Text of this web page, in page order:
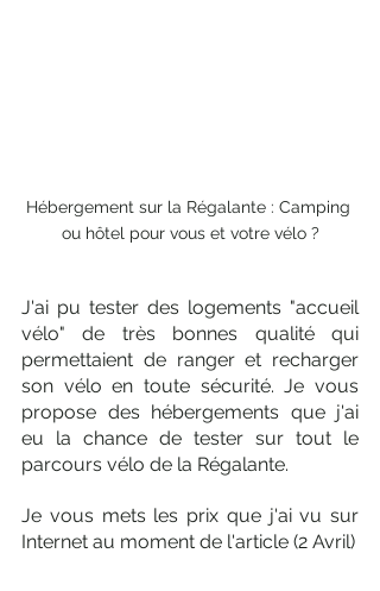
Hébergement sur la Régalante : Camping
ou hôtel pour vous et votre vélo ?
J'ai pu tester des logements "accueil
vélo" de très bonnes qualité qui
permettaient de ranger et recharger
son vélo en toute sécurité. Je vous
propose des hébergements que j'ai
eu la chance de tester sur tout le
parcours vélo de la Régalante.
Je vous mets les prix que j'ai vu sur
Internet au moment de l'article (2 Avril)